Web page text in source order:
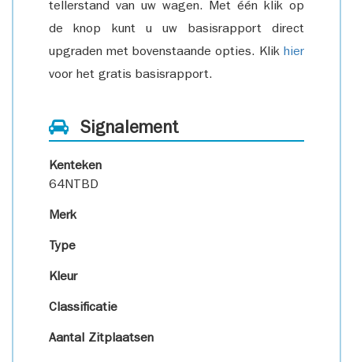
tellerstand van uw wagen. Met één klik op
de knop kunt u uw basisrapport direct
upgraden met bovenstaande opties. Klik hier
voor het gratis basisrapport.
Signalement
Kenteken
64NTBD
Merk
Type
Kleur
Classificatie
Aantal Zitplaatsen